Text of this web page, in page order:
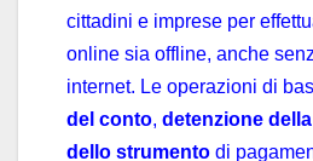
cittadini e imprese per
online sia offline, anche
internet. Le operazioni di
del conto, detenzione
dello strumento di